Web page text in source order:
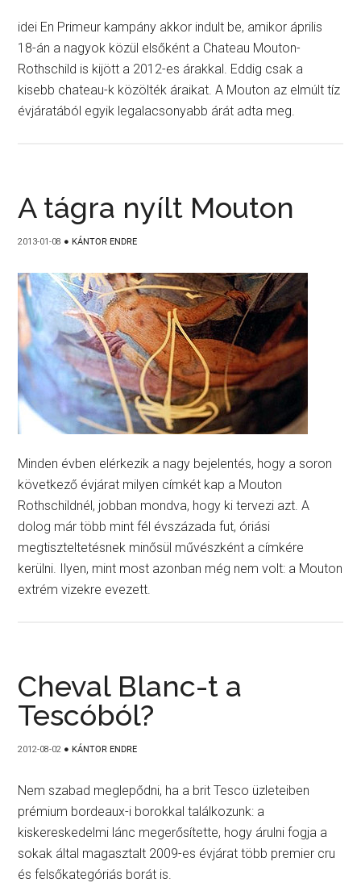
idei En Primeur kampány akkor indult be, amikor április
18-án a nagyok közül elsőként a Chateau Mouton-
Rothschild is kijött a 2012-es árakkal. Eddig csak a
kisebb chateau-k közölték áraikat. A Mouton az elmúlt tíz
évjáratából egyik legalacsonyabb árát adta meg.
A tágra nyílt Mouton
2013-01-08 ● KÁNTOR ENDRE
Minden évben elérkezik a nagy bejelentés, hogy a soron
következő évjárat milyen címkét kap a Mouton
Rothschildnél, jobban mondva, hogy ki tervezi azt. A
dolog már több mint fél évszázada fut, óriási
megtiszteltetésnek minősül művészként a címkére
kerülni. Ilyen, mint most azonban még nem volt: a Mouton
extrém vizekre evezett.
Cheval Blanc-t a
Tescóból?
2012-08-02 ● KÁNTOR ENDRE
Nem szabad meglepődni, ha a brit Tesco üzleteiben
prémium bordeaux-i borokkal találkozunk: a
kiskereskedelmi lánc megerősítette, hogy árulni fogja a
sokak által magasztalt 2009-es évjárat több premier cru
és felsőkategóriás borát is.